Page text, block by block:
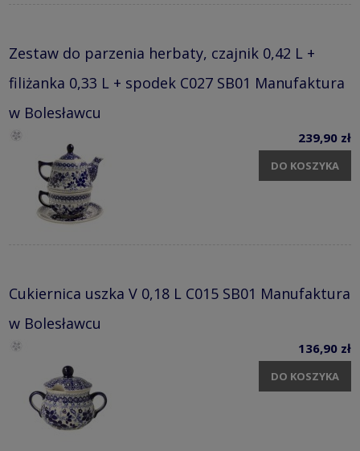
Zestaw do parzenia herbaty, czajnik 0,42 L +
filiżanka 0,33 L + spodek C027 SB01 Manufaktura
w Bolesławcu
239,90 zł
DO KOSZYKA
Cukiernica uszka V 0,18 L C015 SB01 Manufaktura
w Bolesławcu
136,90 zł
DO KOSZYKA